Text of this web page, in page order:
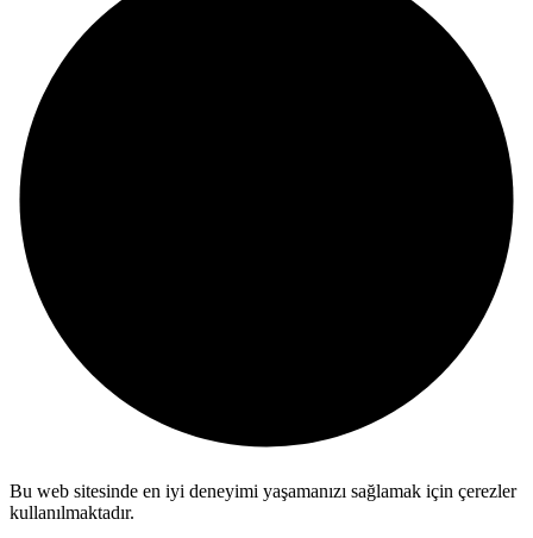
Bu web sitesinde en iyi deneyimi yaşamanızı sağlamak için çerezler
kullanılmaktadır.